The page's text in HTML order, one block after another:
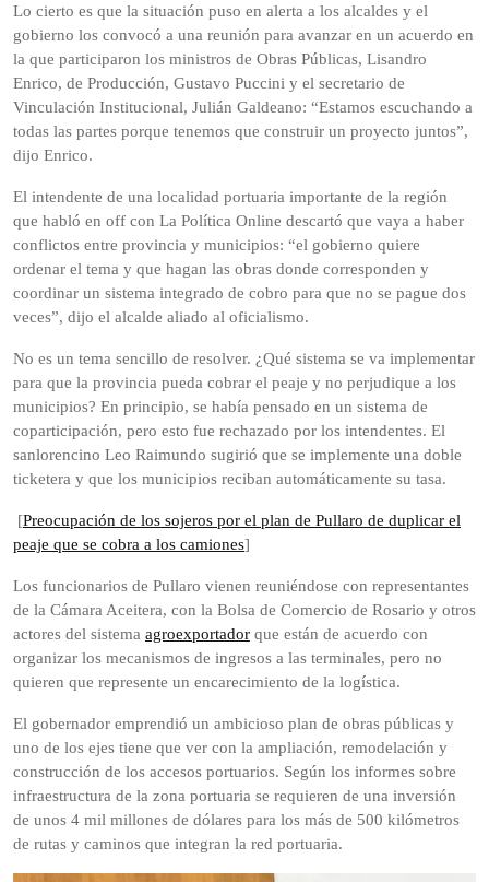
Lo cierto es que la situación puso en alerta a los alcaldes y el
gobierno los convocó a una reunión para avanzar en un acuerdo en
la que participaron los ministros de Obras Públicas, Lisandro
Enrico, de Producción, Gustavo Puccini y el secretario de
Vinculación Institucional, Julián Galdeano: “Estamos escuchando a
todas las partes porque tenemos que construir un proyecto juntos”,
dijo Enrico.
El intendente de una localidad portuaria importante de la región
que habló en off con La Política Online descartó que vaya a haber
conflictos entre provincia y municipios: “el gobierno quiere
ordenar el tema y que hagan las obras donde corresponden y
coordinar un sistema integrado de cobro para que no se pague dos
veces”, dijo el alcalde aliado al oficialismo.
No es un tema sencillo de resolver. ¿Qué sistema se va implementar
para que la provincia pueda cobrar el peaje y no perjudique a los
municipios? En principio, se había pensado en un sistema de
coparticipación, pero esto fue rechazado por los intendentes. El
sanlorencino Leo Raimundo sugirió que se implemente una doble
ticketera y que los municipios reciban automáticamente su tasa.
[Preocupación de los sojeros por el plan de Pullaro de duplicar el
peaje que se cobra a los camiones]
Los funcionarios de Pullaro vienen reuniéndose con representantes
de la Cámara Aceitera, con la Bolsa de Comercio de Rosario y otros
actores del sistema agroexportador que están de acuerdo con
organizar los mecanismos de ingresos a las terminales, pero no
quieren que represente un encarecimiento de la logística.
El gobernador emprendió un ambicioso plan de obras públicas y
uno de los ejes tiene que ver con la ampliación, remodelación y
construcción de los accesos portuarios. Según los informes sobre
infraestructura de la zona portuaria se requieren de una inversión
de unos 4 mil millones de dólares para los más de 500 kilómetros
de rutas y caminos que integran la red portuaria.